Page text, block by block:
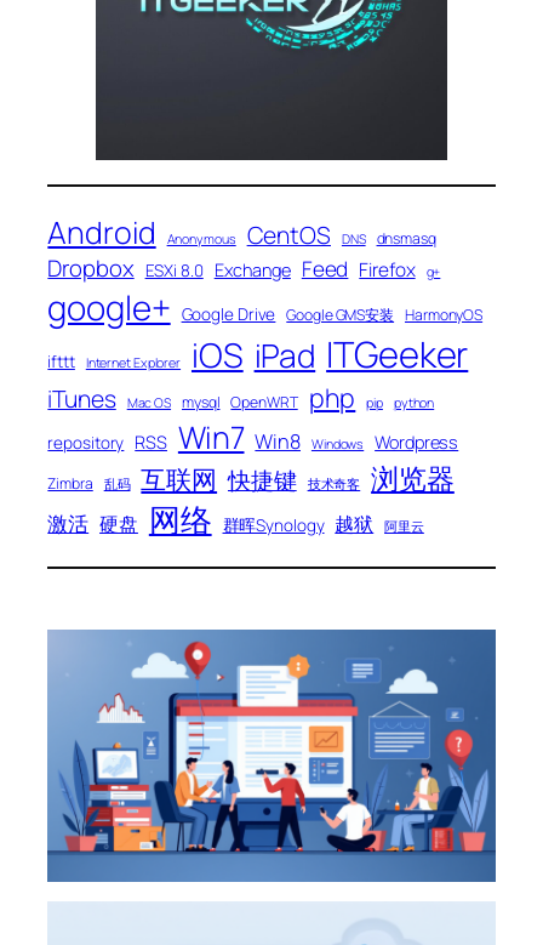
Android Anonymous CentOS DNS dnsmasq
Dropbox ESXi 8.0 Exchange Feed Firefox g+
google+ Google Drive Google GMS安装 HarmonyOS
ifttt Internet Explorer iOS iPad ITGeeker
iTunes Mac OS mysql OpenWRT php pip python
repository RSS Win7 Win8 Windows Wordpress
Zimbra 乱码 互联网 快捷键 技术奇客 浏览器
激活 硬盘 网络 群晖Synology 越狱 阿里云